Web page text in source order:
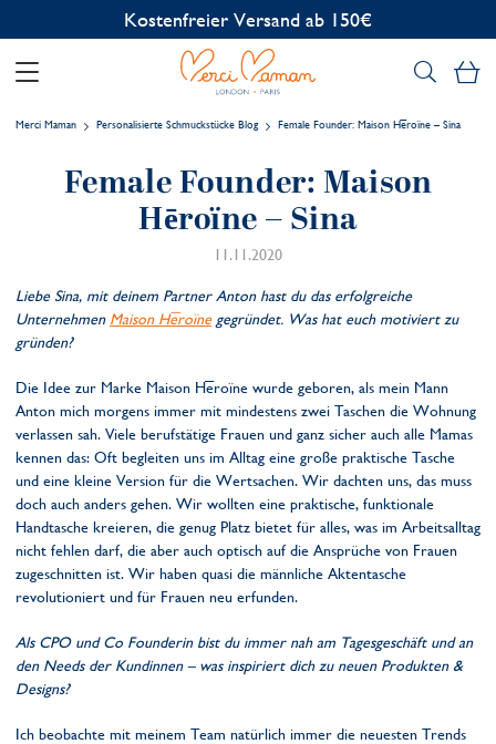
Kostenfreier Versand ab 150€
Merci Maman Personalisierte Schmuckstücke Blog Female Founder: Maison Hēroïne – Sina
Female Founder: Maison
Hēroïne – Sina
11.11.2020
Liebe Sina, mit deinem Partner Anton hast du das erfolgreiche
Unternehmen Maison Hēroïnegegründet. Was hat euch motiviert zu
gründen?
Die Idee zur Marke Maison Hēroïne wurde geboren, als mein Mann
Anton mich morgens immer mit mindestens zwei Taschen die Wohnung
verlassen sah. Viele berufstätige Frauen und ganz sicher auch alle Mamas
kennen das: Oft begleiten uns im Alltag eine große praktische Tasche
und eine kleine Version für die Wertsachen. Wir dachten uns, das muss
doch auch anders gehen. Wir wollten eine praktische, funktionale
Handtasche kreieren, die genug Platz bietet für alles, was im Arbeitsalltag
nicht fehlen darf, die aber auch optisch auf die Ansprüche von Frauen
zugeschnitten ist. Wir haben quasi die männliche Aktentasche
revolutioniert und für Frauen neu erfunden.
Als CPO und Co Founderin bist du immer nah am Tagesgeschäft und an
den Needs der Kundinnen – was inspiriert dich zu neuen Produkten &
Designs?
Ich beobachte mit meinem Team natürlich immer die neuesten Trends